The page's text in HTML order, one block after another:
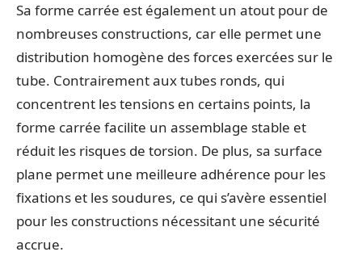
Sa forme carrée est également un atout pour de
nombreuses constructions, car elle permet une
distribution homogène des forces exercées sur le
tube. Contrairement aux tubes ronds, qui
concentrent les tensions en certains points, la
forme carrée facilite un assemblage stable et
réduit les risques de torsion. De plus, sa surface
plane permet une meilleure adhérence pour les
fixations et les soudures, ce qui s’avère essentiel
pour les constructions nécessitant une sécurité
accrue.